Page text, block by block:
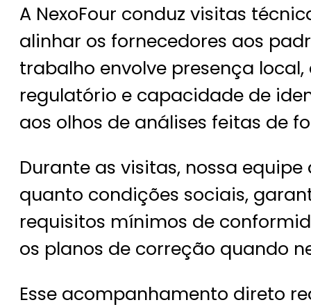
A NexoFour conduz visitas
alinhar os fornecedores aos
trabalho envolve presença
regulatório e capacidade de
aos olhos de análises feitas de
Durante as visitas, nossa
quanto condições sociais,
requisitos mínimos de
os planos de correção quando
Esse acompanhamento direto